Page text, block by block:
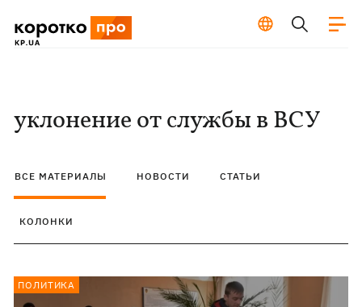
уклонение от службы в ВСУ
ВСЕ МАТЕРИАЛЫ НОВОСТИ СТАТЬИ
КОЛОНКИ
ПОЛИТИКА